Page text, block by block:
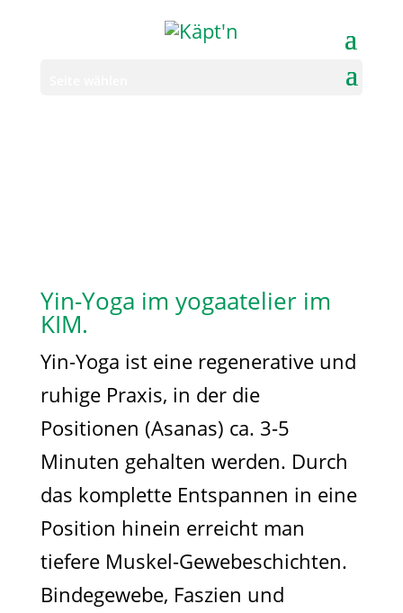
Yin-Yoga im yogaatelier im
KIM.
Yin-Yoga ist eine regenerative und
ruhige Praxis, in der die
Positionen (Asanas) ca. 3-5
Minuten gehalten werden. Durch
das komplette Entspannen in eine
Position hinein erreicht man
tiefere Muskel-Gewebeschichten.
Bindegewebe, Faszien und